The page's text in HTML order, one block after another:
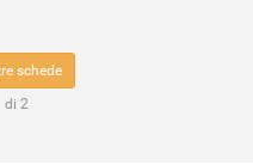
schede
di 2